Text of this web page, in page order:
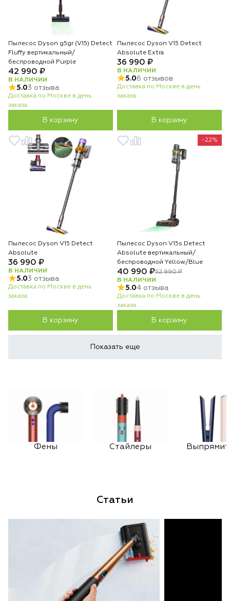
Пылесос Dyson g5gr (V15) Detect
Fluffy вертикальный/
беспроводной Purple
42 990 ₽
В НАЛИЧИИ
5.03 отзыва
Доставка по Москве в день
заказа.
В корзину
Пылесос Dyson V15 Detect
Absolute Extra
36 990 ₽
В НАЛИЧИИ
5.06 отзывов
Доставка по Москве в день
заказа.
В корзину
Пылесос Dyson V15 Detect
Absolute
36 990 ₽
В НАЛИЧИИ
5.03 отзыва
Доставка по Москве в день
заказа.
В корзину
-22%
Пылесос Dyson V15s Detect
Absolute вертикальный/
беспроводной Yellow/Blue
40 990 ₽52 990 ₽
В НАЛИЧИИ
5.04 отзыва
Доставка по Москве в день
заказа.
В корзину
Показать еще
Фены Стайлеры
Статьи